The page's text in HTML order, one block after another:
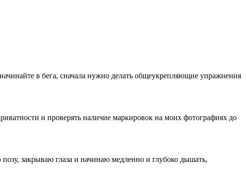
в бега, сначала нужно делать общеукрепляющие упражнения
и проверять наличие маркировок на моих фотографиях до
закрываю глаза и начинаю медленно и глубоко дышать,